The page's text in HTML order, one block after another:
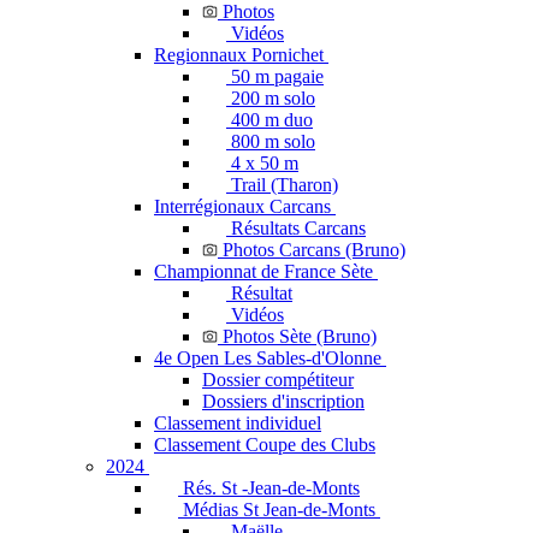
Photos
Vidéos
Regionnaux Pornichet
50 m pagaie
200 m solo
400 m duo
800 m solo
4 x 50 m
Trail (Tharon)
Interrégionaux Carcans
Résultats Carcans
Photos Carcans (Bruno)
Championnat de France Sète
Résultat
Vidéos
Photos Sète (Bruno)
4e Open Les Sables-d'Olonne
Dossier compétiteur
Dossiers d'inscription
Classement individuel
Classement Coupe des Clubs
2024
Rés. St -Jean-de-Monts
Médias St Jean-de-Monts